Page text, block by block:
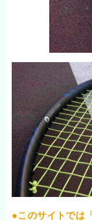
●このサイトでは